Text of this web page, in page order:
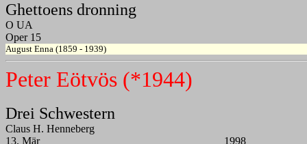
Ghettoens dronning
O UA
Oper 15
August Enna (1859 - 1939)
Peter Eötvös (*1944)
Drei Schwestern
Claus H. Henneberg
13. Mär
1998